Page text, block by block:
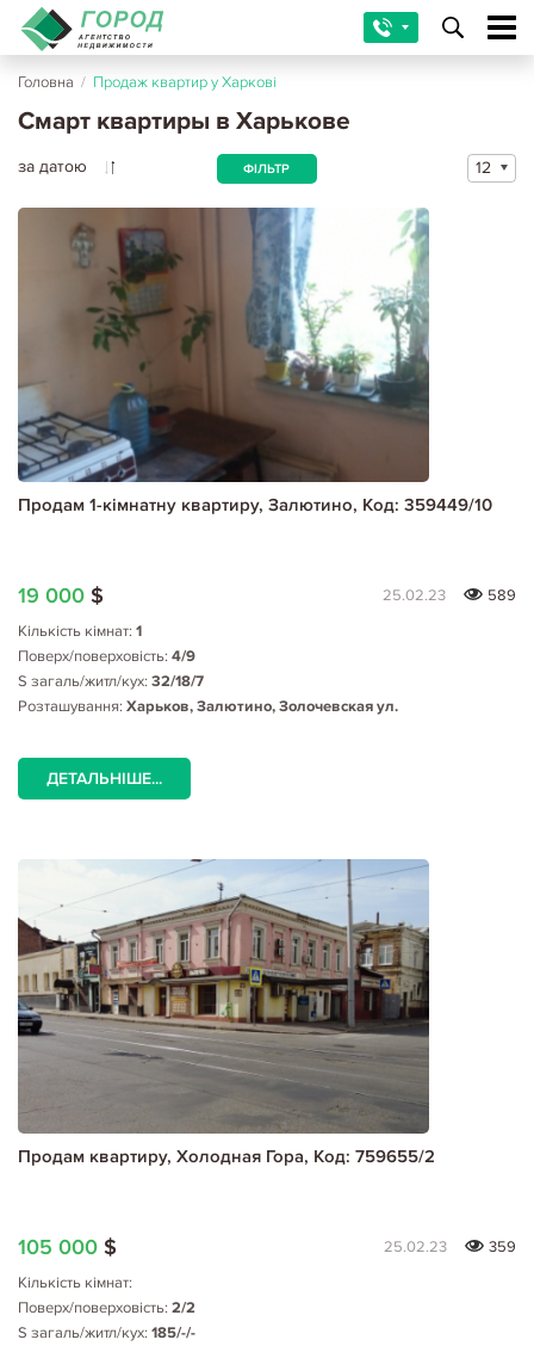
Головна / Продаж квартир у Харкові
Смарт квартиры в Харькове
за датою ФІЛЬТР 12
Продам 1-кімнатну квартиру, Залютино, Код: 359449/10
19 000 $ 25.02.23
589
Кількість кімнат: 1
Поверх/поверховість: 4/9
S загаль/житл/кух: 32/18/7
Розташування: Харьков, Залютино, Золочевская ул.
ДЕТАЛЬНІШЕ...
Продам квартиру, Холодная Гора, Код: 759655/2
105 000 $ 25.02.23
359
Кількість кімнат:
Поверх/поверховість: 2/2
S загаль/житл/кух: 185/-/-